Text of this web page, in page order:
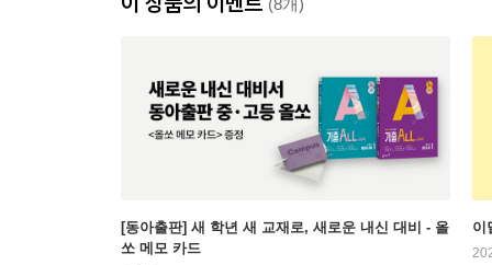
(8개)
[동아출판] 새 학년 새 교재로, 새로운 내신 대비 - 올
쏘 메모 카드
이